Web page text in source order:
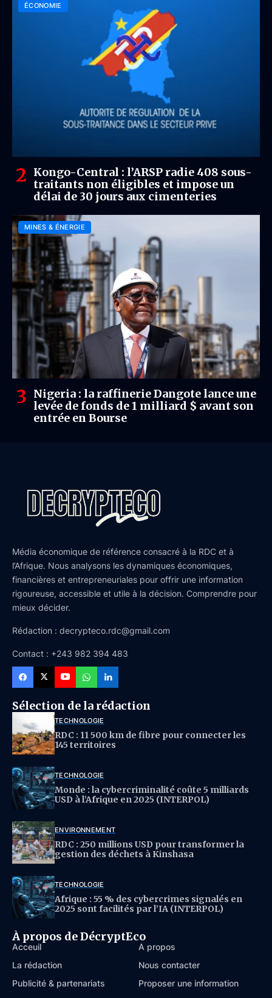
ÉCONOMIE
Kongo-Central : l’ARSP radie 408 sous-
traitants non éligibles et impose un
délai de 30 jours aux cimenteries
MINES & ÉNERGIE
Nigeria : la raffinerie Dangote lance une
levée de fonds de 1 milliard $ avant son
entrée en Bourse
Média économique de référence consacré à la RDC et à
l’Afrique. Nous analysons les dynamiques économiques,
financières et entrepreneuriales pour offrir une information
rigoureuse, accessible et utile à la décision. Comprendre pour
mieux décider.
Rédaction : decrypteco.rdc@gmail.com
Contact : +243 982 394 483
Sélection de la rédaction
TECHNOLOGIE
RDC : 11 500 km de fibre pour connecter les
145 territoires
TECHNOLOGIE
Monde : la cybercriminalité coûte 5 milliards
USD à l’Afrique en 2025 (INTERPOL)
ENVIRONNEMENT
RDC : 250 millions USD pour transformer la
gestion des déchets à Kinshasa
TECHNOLOGIE
Afrique : 55 % des cybercrimes signalés en
2025 sont facilités par l’IA (INTERPOL)
À propos de DécryptEco
Acceuil
À propos
La rédaction
Nous contacter
Publicité & partenariats
Proposer une information